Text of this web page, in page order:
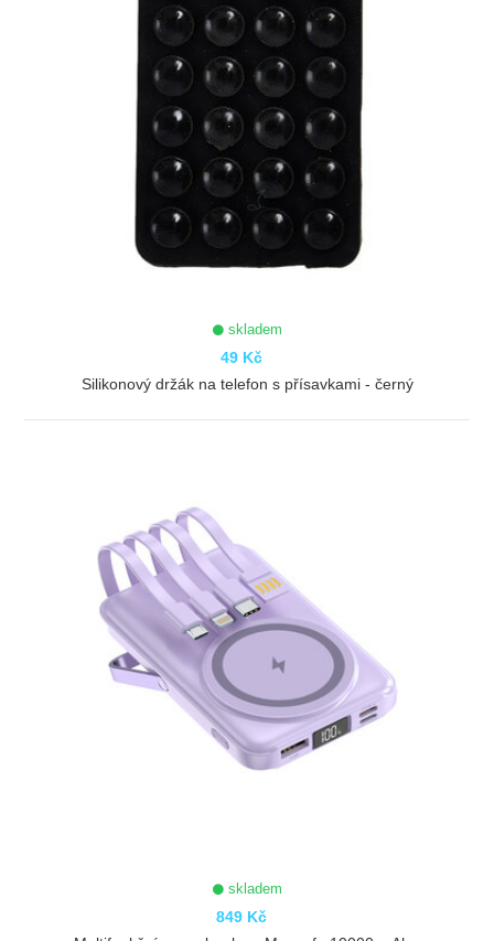
skladem
49 Kč
Silikonový držák na telefon s přísavkami - černý
skladem
849 Kč